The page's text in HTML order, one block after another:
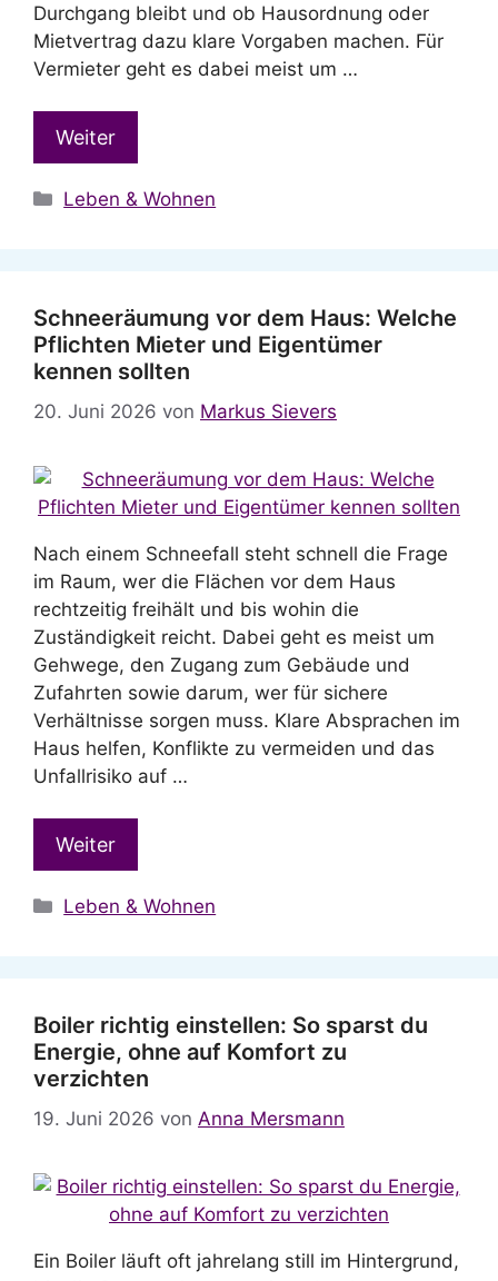
Durchgang bleibt und ob Hausordnung oder
Mietvertrag dazu klare Vorgaben machen. Für
Vermieter geht es dabei meist um …
Weiter
Kategorien
Leben & Wohnen
Schneeräumung vor dem Haus: Welche
Pflichten Mieter und Eigentümer
kennen sollten
20. Juni 2026 von Markus Sievers
Nach einem Schneefall steht schnell die Frage
im Raum, wer die Flächen vor dem Haus
rechtzeitig freihält und bis wohin die
Zuständigkeit reicht. Dabei geht es meist um
Gehwege, den Zugang zum Gebäude und
Zufahrten sowie darum, wer für sichere
Verhältnisse sorgen muss. Klare Absprachen im
Haus helfen, Konflikte zu vermeiden und das
Unfallrisiko auf …
Weiter
Kategorien
Leben & Wohnen
Boiler richtig einstellen: So sparst du
Energie, ohne auf Komfort zu
verzichten
19. Juni 2026 von Anna Mersmann
Ein Boiler läuft oft jahrelang still im Hintergrund,